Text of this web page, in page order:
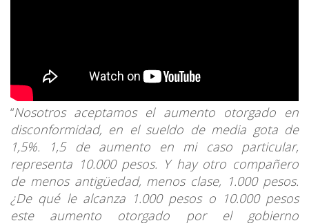
“Nosotros aceptamos el aumento otorgado en
disconformidad, en el sueldo de media gota de
1,5%. 1,5 de aumento en mi caso particular,
representa 10.000 pesos. Y hay otro compañero
de menos antigüedad, menos clase, 1.000 pesos.
¿De qué le alcanza 1.000 pesos o 10.000 pesos
este aumento otorgado por el gobierno